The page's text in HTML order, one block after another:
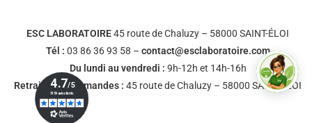
ESC LABORATOIRE45 route de Chaluzy – 58000 SAINT-ÉLOI
Tél : 03 86 36 93 58 – contact@esclaboratoire.com
Du lundi au vendredi : 9h-12h et 14h-16h
Retrait des commandes :45 route de Chaluzy – 58000 SAINT-ÉLOI